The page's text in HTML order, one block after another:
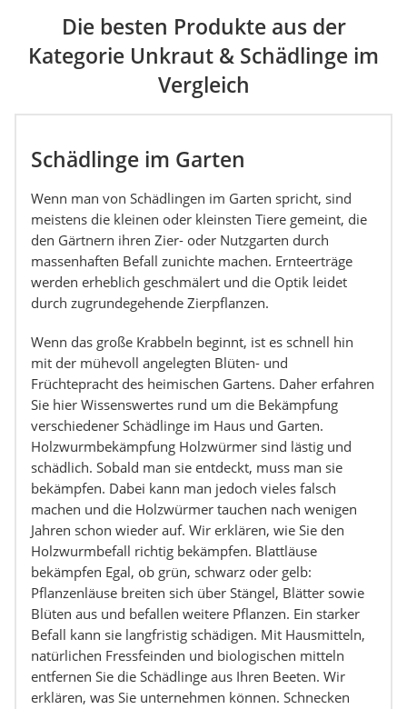
Die besten Produkte aus der
Kategorie Unkraut & Schädlinge im
Vergleich
Schädlinge im Garten
Wenn man von Schädlingen im Garten spricht, sind
meistens die kleinen oder kleinsten Tiere gemeint, die
den Gärtnern ihren Zier- oder Nutzgarten durch
massenhaften Befall zunichte machen. Ernteerträge
werden erheblich geschmälert und die Optik leidet
durch zugrundegehende Zierpflanzen.
Wenn das große Krabbeln beginnt, ist es schnell hin
mit der mühevoll angelegten Blüten- und
Früchtepracht des heimischen Gartens. Daher erfahren
Sie hier Wissenswertes rund um die Bekämpfung
verschiedener Schädlinge im Haus und Garten.
Holzwurmbekämpfung Holzwürmer sind lästig und
schädlich. Sobald man sie entdeckt, muss man sie
bekämpfen. Dabei kann man jedoch vieles falsch
machen und die Holzwürmer tauchen nach wenigen
Jahren schon wieder auf. Wir erklären, wie Sie den
Holzwurmbefall richtig bekämpfen. Blattläuse
bekämpfen Egal, ob grün, schwarz oder gelb:
Pflanzenläuse breiten sich über Stängel, Blätter sowie
Blüten aus und befallen weitere Pflanzen. Ein starker
Befall kann sie langfristig schädigen. Mit Hausmitteln,
natürlichen Fressfeinden und biologischen mitteln
entfernen Sie die Schädlinge aus Ihren Beeten. Wir
erklären, was Sie unternehmen können. Schnecken